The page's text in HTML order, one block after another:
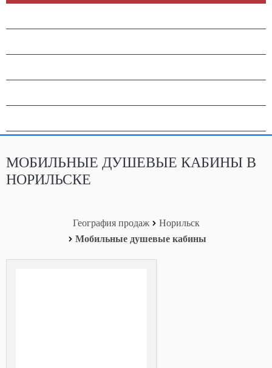
МОБИЛЬНЫЕ ДУШЕВЫЕ КАБИНЫ В
НОРИЛЬСКЕ
География продаж
Норильск
Мобильные душевые кабины